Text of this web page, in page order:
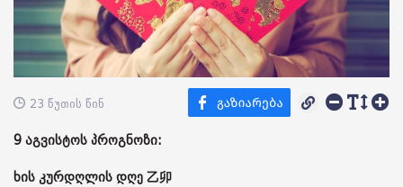
23 წუთის წინ
9 აგვისტოს პროგნოზი:
ხის კურდღლის დღე 乙卯